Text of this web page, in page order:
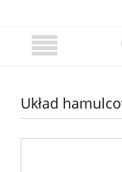
Układ